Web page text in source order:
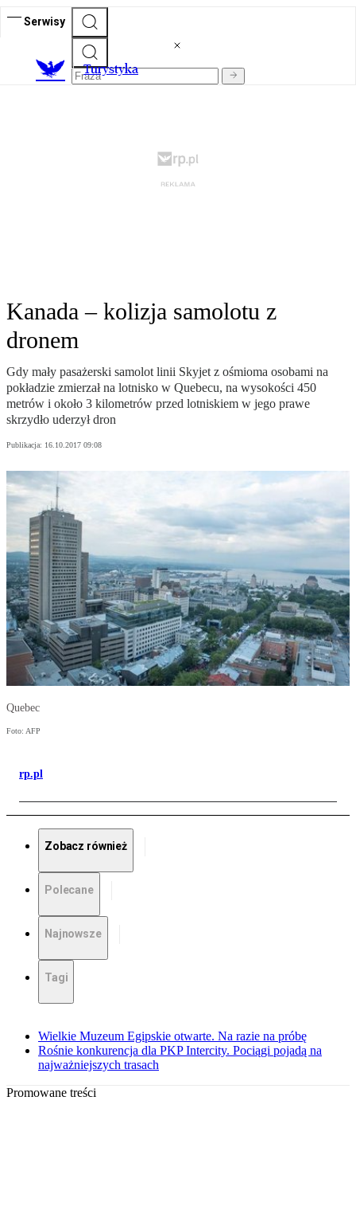
Serwisy
Turystyka
Kanada – kolizja samolotu z
dronem
Gdy mały pasażerski samolot linii Skyjet z ośmioma osobami na
pokładzie zmierzał na lotnisko w Quebecu, na wysokości 450
metrów i około 3 kilometrów przed lotniskiem w jego prawe
skrzydło uderzył dron
Publikacja: 16.10.2017 09:08
Quebec
Foto: AFP
rp.pl
Zobacz również
Polecane
Najnowsze
Tagi
Wielkie Muzeum Egipskie otwarte. Na razie na próbę
Rośnie konkurencja dla PKP Intercity. Pociągi pojadą na
najważniejszych trasach
Promowane treści